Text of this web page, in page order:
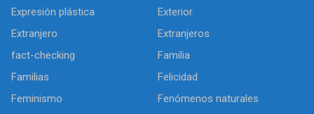
Expresión plástica
Exterior
Extranjero
Extranjeros
fact-checking
Familia
Familias
Felicidad
Feminismo
Fenómenos naturales